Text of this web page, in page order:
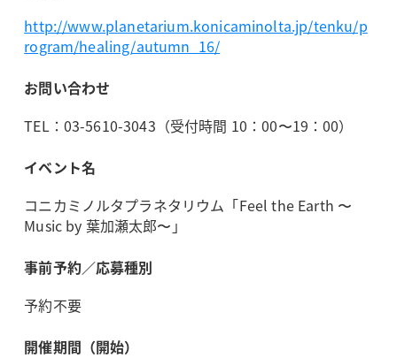
http://www.planetarium.konicaminolta.jp/tenku/p
rogram/healing/autumn_16/
お問い合わせ
TEL：03-5610-3043（受付時間 10：00〜19：00）
イベント名
コニカミノルタプラネタリウム「Feel the Earth 〜
Music by 葉加瀬太郎〜」
事前予約／応募種別
予約不要
開催期間（開始）